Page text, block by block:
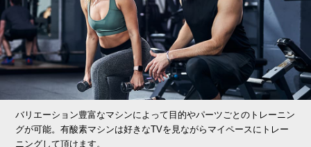
バリエーション豊富なマシンによって目的やパーツごとのトレーニン
グが可能。有酸素マシンは好きなTVを見ながらマイペースにトレー
ニングして頂けます。